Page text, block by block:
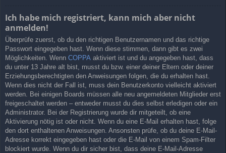
Ich habe mich registriert, kann mich aber nicht
anmelden!
Überprüfe zuerst, ob du den richtigen Benutzernamen und das richtige
Passwort eingegeben hast. Wenn diese stimmen, dann gibt es zwei
Möglichkeiten. Wenn COPPA aktiviert ist und du angegeben hast, dass
du unter 13 Jahre alt bist, musst du bzw. einer deiner Eltern oder deiner
Erziehungsberechtigten den Anweisungen folgen, die du erhalten hast.
Wenn dies nicht der Fall ist, muss dein Benutzerkonto vielleicht aktiviert
werden. Bei einigen Boards müssen alle neu angemeldeten Mitglieder erst
freigeschaltet werden – entweder musst du dies selbst erledigen oder ein
Administrator. Bei der Registrierung wurde dir mitgeteilt, ob eine
Aktivierung nötig ist oder nicht. Wenn du eine E-Mail erhalten hast, folge
den dort enthaltenen Anweisungen. Ansonsten prüfe, ob du deine E-Mail-
Adresse korrekt eingegeben hast oder die E-Mail von einem Spam-Filter
blockiert wurde. Wenn du dir sicher bist, dass deine E-Mail-Adresse